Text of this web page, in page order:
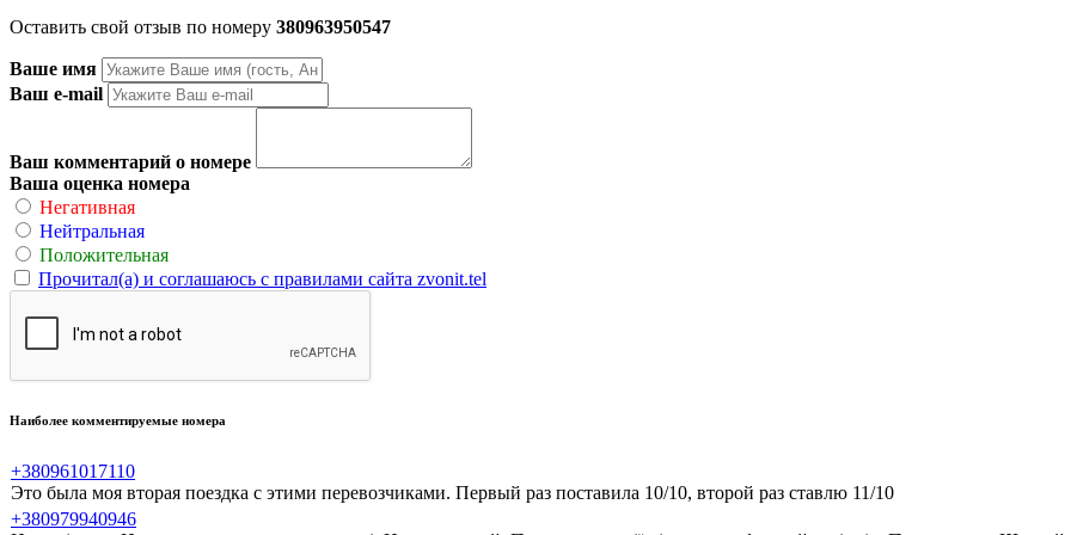
Оставить свой отзыв по номеру 380963950547
Ваше имя
Ваш e-mail
Ваш комментарий о номере
Ваша оценка номера
Негативная
Нейтральная
Положительная
Прочитал(а) и соглашаюсь с правилами сайта zvonit.tel
Наиболее комментируемые номера
+380961017110
Это была моя вторая поездка с этими перевозчиками. Первый раз поставила 10/10, второй раз ставлю 11/10
+380979940946